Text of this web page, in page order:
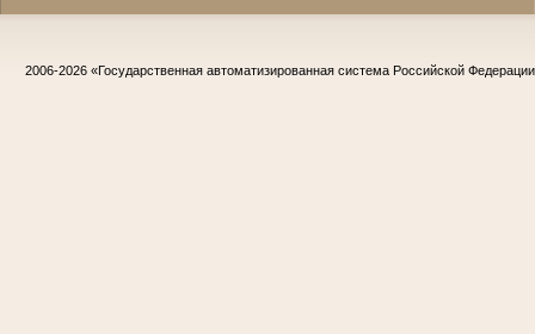
2006-2026 «Государственная автоматизированная система Российской